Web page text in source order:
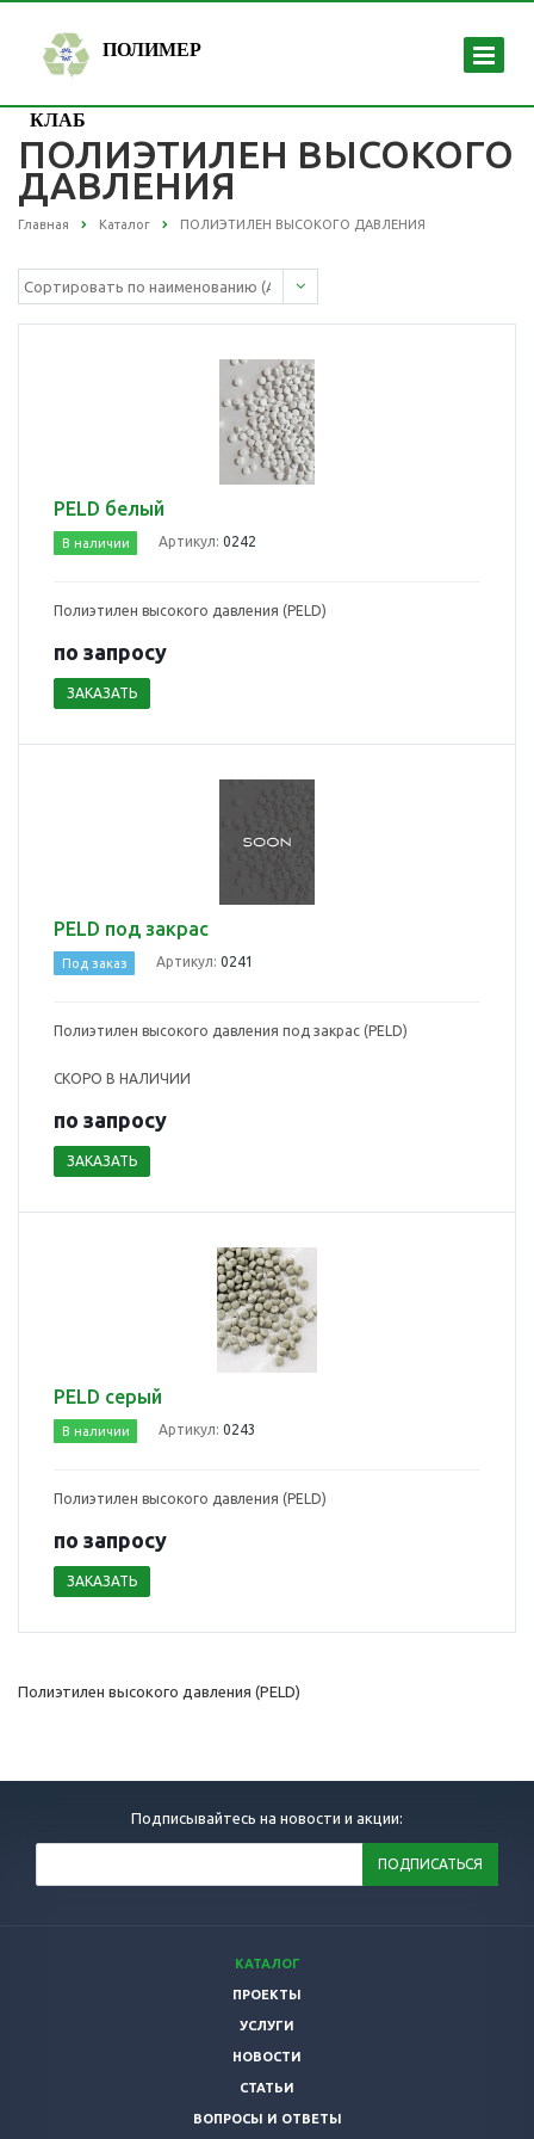
ПОЛИМЕР
КЛАБ
ПОЛИЭТИЛЕН ВЫСОКОГО
ДАВЛЕНИЯ
Главная Каталог ПОЛИЭТИЛЕН ВЫСОКОГО ДАВЛЕНИЯ
PELD белый
В наличии Артикул:0242
Полиэтилен высокого давления (PELD)
по запросу
ЗАКАЗАТЬ
PELD под закрас
Под заказ Артикул:0241
Полиэтилен высокого давления под закрас (PELD)
СКОРО В НАЛИЧИИ
по запросу
ЗАКАЗАТЬ
PELD серый
В наличии Артикул:0243
Полиэтилен высокого давления (PELD)
по запросу
ЗАКАЗАТЬ
Полиэтилен высокого давления (PELD)
Подписывайтесь на новости и акции:
КАТАЛОГ
ПРОЕКТЫ
УСЛУГИ
НОВОСТИ
СТАТЬИ
ВОПРОСЫ И ОТВЕТЫ